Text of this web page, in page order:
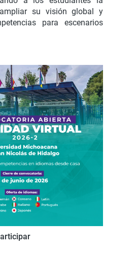
su visión global y
para escenarios